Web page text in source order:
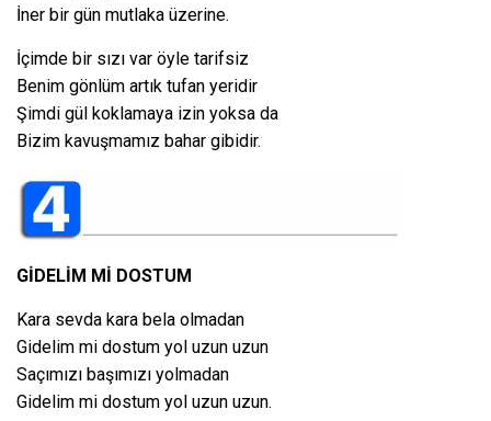
İner bir gün mutlaka üzerine.
İçimde bir sızı var öyle tarifsiz
Benim gönlüm artık tufan yeridir
Şimdi gül koklamaya izin yoksa da
Bizim kavuşmamız bahar gibidir.
GİDELİM Mİ DOSTUM
Kara sevda kara bela olmadan
Gidelim mi dostum yol uzun uzun
Saçımızı başımızı yolmadan
Gidelim mi dostum yol uzun uzun.